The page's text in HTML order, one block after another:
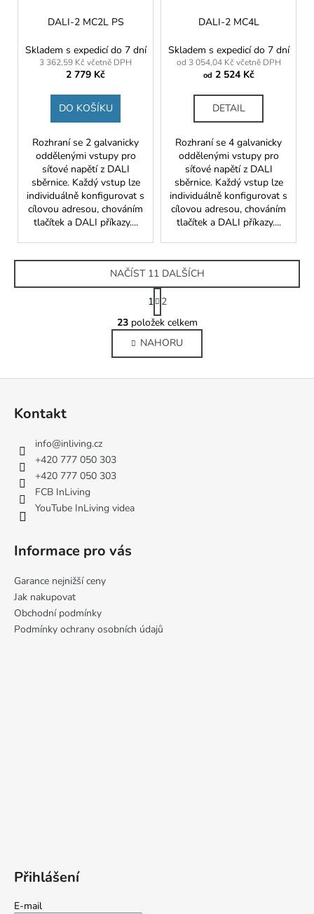
DALI-2 MC2L PS
Skladem s expedicí do 7 dní
3 362,59 Kč včetně DPH
2 779 Kč
DO KOŠÍKU
Rozhraní se 2 galvanicky
oddělenými vstupy pro
síťové napětí z DALI
sběrnice. Každý vstup lze
individuálně konfigurovat s
cílovou adresou, chováním
tlačítek a DALI příkazy....
DALI-2 MC4L
Skladem s expedicí do 7 dní
od 3 054,04 Kč včetně DPH
od 2 524 Kč
DETAIL
Rozhraní se 4 galvanicky
oddělenými vstupy pro
síťové napětí z DALI
sběrnice. Každý vstup lze
individuálně konfigurovat s
cílovou adresou, chováním
tlačítek a DALI příkazy....
O
v
l
á
d
NAČÍST 11 DALŠÍCH
S
t
r
á
n
k
1
2
23položek celkem
NAHORU
Kontakt
info@inliving.cz
+420 777 050 303
+420 777 050 303
FCB InLiving
YouTube InLiving videa
Informace pro vás
Garance nejnižší ceny
Jak nakupovat
Obchodní podmínky
Podmínky ochrany osobních údajů
Přihlášení
E-mail